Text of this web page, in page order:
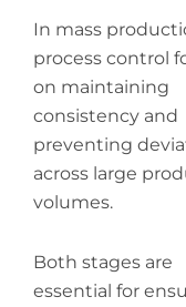
In mass
process control
on maintaining
consistency and
preventing
across large
volumes.
Both stages are
essential for